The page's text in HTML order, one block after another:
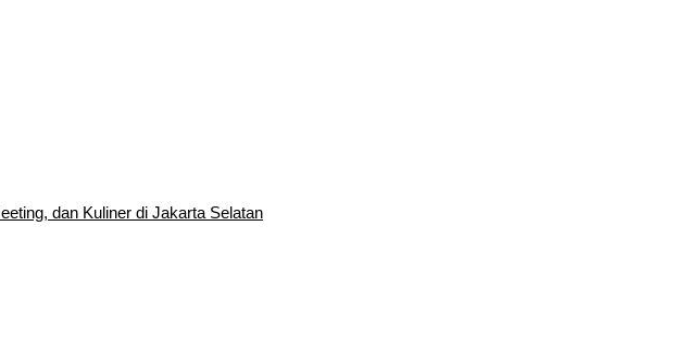
dan Kuliner di Jakarta Selatan